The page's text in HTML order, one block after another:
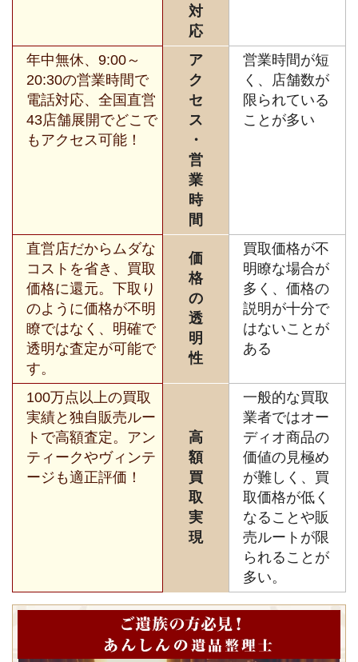
対
応
年中無休、9:00～
20:30の営業時間で
電話対応、全国直営
43店舗展開でどこで
もアクセス可能！
ア
ク
セ
ス
・
営
業
時
間
営業時間が短
く、店舗数が
限られている
ことが多い
直営店だからムダな
コストを省き、買取
価格に還元。下取り
のように価格が不明
瞭ではなく、明確で
透明な査定が可能で
す。
価
格
の
透
明
性
買取価格が不
明瞭な場合が
多く、価格の
説明が十分で
はないことが
ある
100万点以上の買取
実績と独自販売ルー
トで高額査定。アン
ティークやヴィンテ
ージも適正評価！
高
額
買
取
実
現
一般的な買取
業者ではオー
ディオ商品の
価値の見極め
が難しく、買
取価格が低く
なることや販
売ルートが限
られることが
多い。